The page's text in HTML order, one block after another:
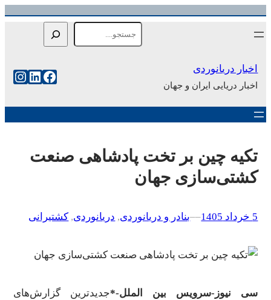
رفتن
به
اخبار دریانوردی
اخبار دریایی ایران و جهان
فیس‌بوک
تکیه چین بر تخت پادشاهی صنعت
کشتی‌سازی جهان
5 خرداد 1405 –
–بنادر و دریانوردی, دریانوردی, کشتیرانی
سی نیوز-سرویس بین الملل-*جدیدترین گزارش‌های